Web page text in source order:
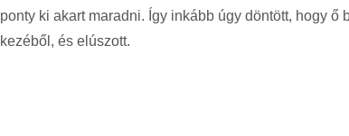
ponty ki akart maradni. Így inkább úgy döntött, hogy ő
kezéből, és elúszott.